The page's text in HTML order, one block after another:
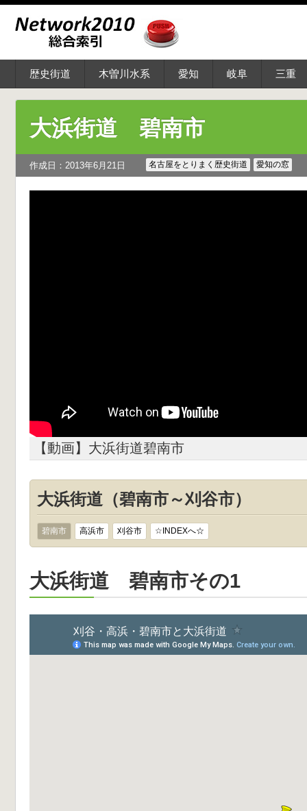
歴史街道 木曽川水系 愛知 岐阜 三重
大浜街道 碧南市
作成日：2013年6月21日 名古屋をとりまく歴史街道 愛知の窓
【動画】大浜街道碧南市
大浜街道（碧南市～刈谷市）
碧南市 高浜市 刈谷市 ☆INDEXへ☆
大浜街道 碧南市その1